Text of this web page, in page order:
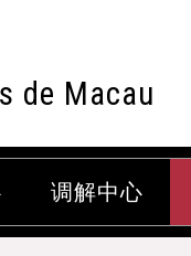
de Macau
调解中心